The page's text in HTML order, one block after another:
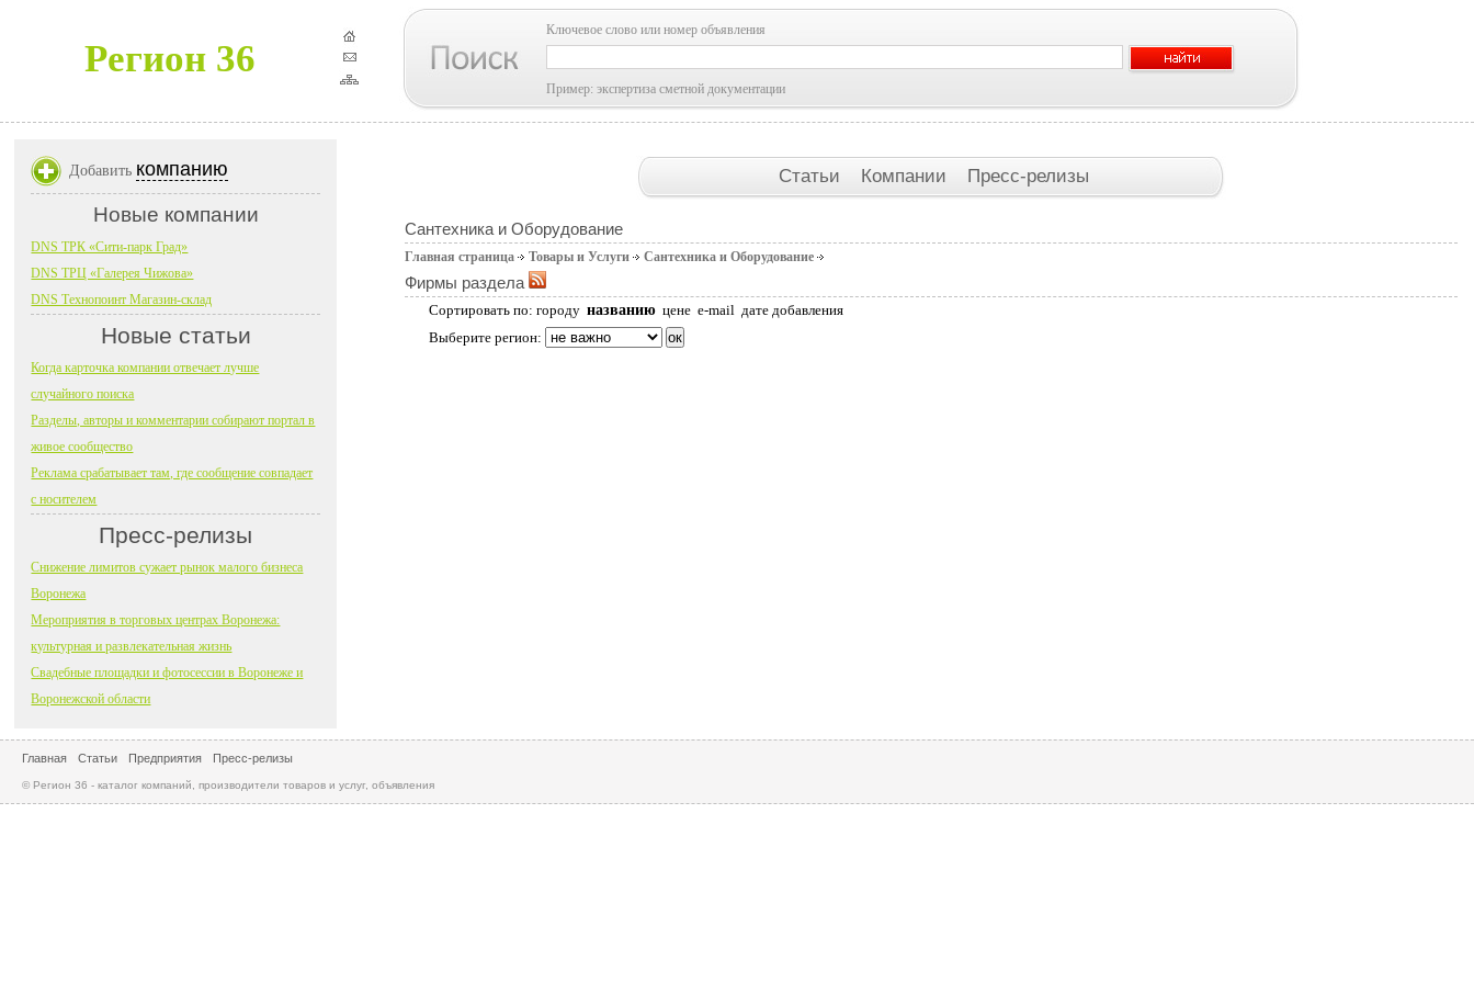
Регион 36
Ключевое слово или номер объявления
Пример: экспертиза сметной документации
Статьи Компании Пресс-релизы
Сантехника и Оборудование
Главная страница Товары и Услуги Сантехника и Оборудование
Фирмы раздела
Сортировать по: городу названию цене e-mail дате добавления
Выберите регион:
Добавить компанию
Новые компании
DNS ТРК «Сити-парк Град»
DNS ТРЦ «Галерея Чижова»
DNS Технопоинт Магазин-склад
Новые статьи
Когда карточка компании отвечает лучше
случайного поиска
Разделы, авторы и комментарии собирают портал в
живое сообщество
Реклама срабатывает там, где сообщение совпадает
с носителем
Пресс-релизы
Снижение лимитов сужает рынок малого бизнеса
Воронежа
Мероприятия в торговых центрах Воронежа:
культурная и развлекательная жизнь
Свадебные площадки и фотосессии в Воронеже и
Воронежской области
Главная Статьи Предприятия Пресс-релизы
© Регион 36 - каталог компаний, производители товаров и услуг, объявления